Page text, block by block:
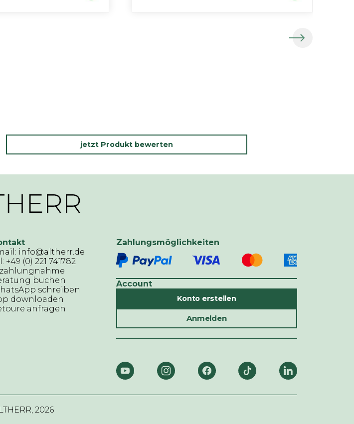
jetzt Produkt bewerten
info@altherr.de
+49 (0) 221 741782
buchen
schreiben
downloaden
anfragen
Zahlungsmöglichkeiten
Account
Konto erstellen
Anmelden
2026